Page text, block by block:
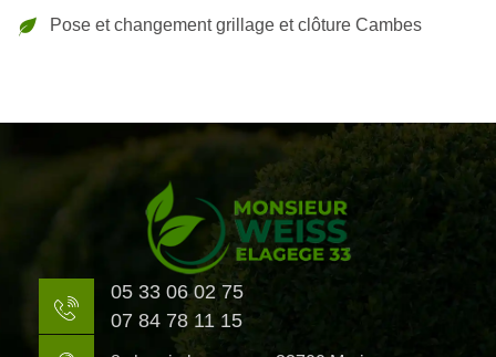
Pose et changement grillage et clôture Cambes
05 33 06 02 75
07 84 78 11 15